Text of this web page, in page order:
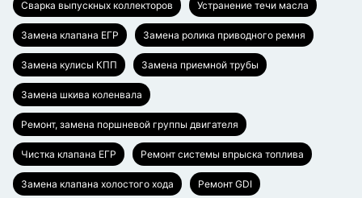
Сварка выпускных коллекторов Устранение течи масла
Замена клапана ЕГР Замена ролика приводного ремня
Замена кулисы КПП Замена приемной трубы
Замена шкива коленвала
Ремонт, замена поршневой группы двигателя
Чистка клапана ЕГР Ремонт системы впрыска топлива
Замена клапана холостого хода Ремонт GDI